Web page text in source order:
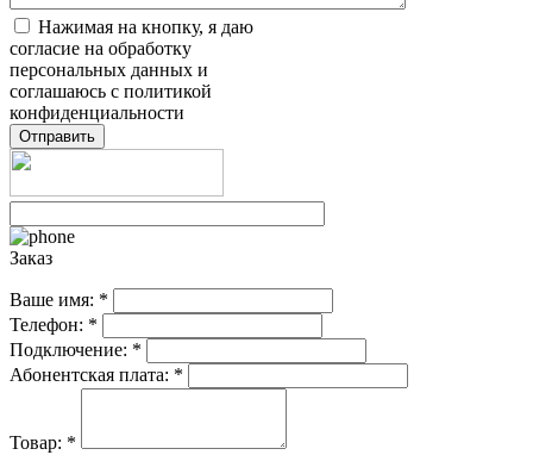
Нажимая на кнопку, я даю
согласие на обработку
персональных данных и
соглашаюсь с политикой
конфиденциальности
Заказ
Ваше имя: *
Телефон: *
Подключение: *
Абонентская плата: *
Товар: *